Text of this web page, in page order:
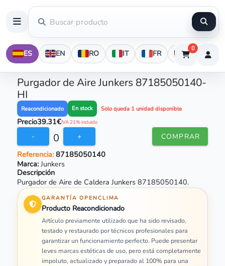
ES EN RO IT FR DE
0
Purgador de Aire Junkers 87185050140-
HI
Reacondicionado En stock Solo queda 1 unidad disponible
Precio39.31€IVA 21% incluido
- 0 + COMPRAR
Referencia:87185050140
Marca: Junkers
Descripción
Purgador de Aire de Caldera Junkers 87185050140.
GARANTÍA OPENCLIMA
Producto Reacondicionado
Artículo previamente utilizado que ha sido revisado,
testado y restaurado por técnicos profesionales para
garantizar un funcionamiento perfecto. Puede presentar
leves marcas estéticas de uso, pero está completamente
impoluto, actualizado y preparado al 100% para una